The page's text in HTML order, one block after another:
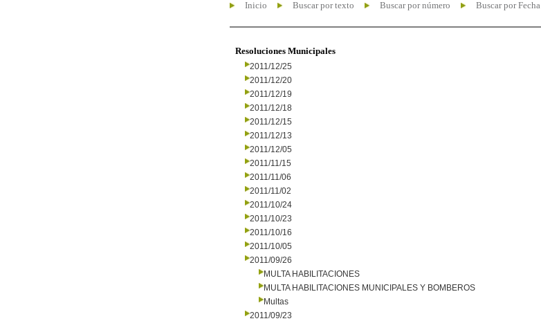
Inicio Buscar por texto Buscar por número Buscar por Fecha
Resoluciones Municipales
2011/12/25
2011/12/20
2011/12/19
2011/12/18
2011/12/15
2011/12/13
2011/12/05
2011/11/15
2011/11/06
2011/11/02
2011/10/24
2011/10/23
2011/10/16
2011/10/05
2011/09/26
MULTA HABILITACIONES
MULTA HABILITACIONES MUNICIPALES Y BOMBEROS
Multas
2011/09/23